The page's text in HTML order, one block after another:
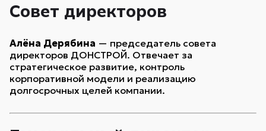
Совет директоров
Алёна Дерябина — председатель совета
директоров ДОНСТРОЙ. Отвечает за
стратегическое развитие, контроль
корпоративной модели и реализацию
долгосрочных целей компании.